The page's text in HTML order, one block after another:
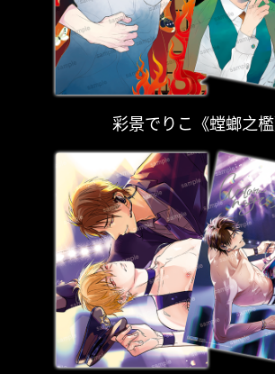
彩景でりこ《螳螂之檻